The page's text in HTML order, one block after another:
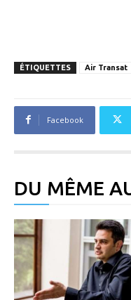
ÉTIQUETTES Air Transat
Facebook
DU MÊME